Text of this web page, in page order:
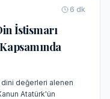
6 dk
İstismarı
değerleri alenen
Atatürk'ün